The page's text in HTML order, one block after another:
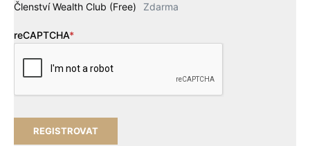
Členství Wealth Club (Free) Zdarma
reCAPTCHA*